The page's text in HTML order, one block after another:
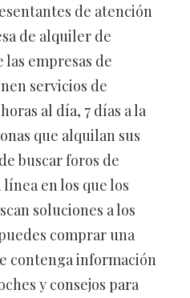
de atención
de alquiler de
las empresas de
servicios de
al día, 7 días a la
que alquilan sus
buscar foros de
en los que los
soluciones a los
comprar una
contenga información
y consejos para